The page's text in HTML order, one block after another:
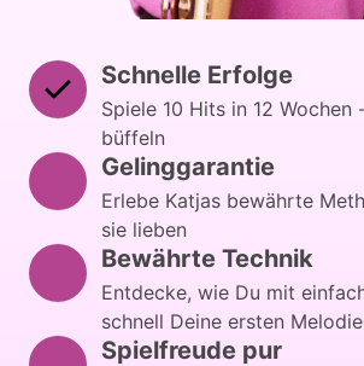
Schnelle Erfolge
Spiele 10 Hits in 12 Wochen
büffeln
Gelinggarantie
Erlebe Katjas bewährte
sie lieben
Bewährte Technik
Entdecke, wie Du mit
schnell Deine ersten
Spielfreude pur